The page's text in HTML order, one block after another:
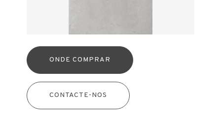
ONDE COMPRAR
CONTACTE-NOS